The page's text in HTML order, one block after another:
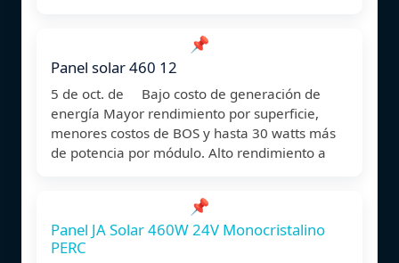
📌
Panel solar 460 12
5 de oct. de Bajo costo de generación de
energía Mayor rendimiento por superficie,
menores costos de BOS y hasta 30 watts más
de potencia por módulo. Alto rendimiento a
📌
Panel JA Solar 460W 24V Monocristalino
PERC